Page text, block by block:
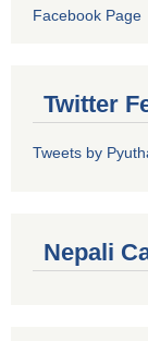
Facebook Page
Twitter
Tweets by
Nepali